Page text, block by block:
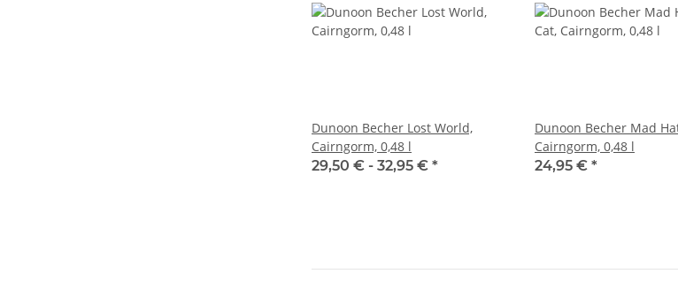
Dunoon Becher Lost World,
Cairngorm, 0,48 l
29,50 € - 32,95 € *
Dunoon Becher Mad
Cairngorm, 0,48 l
24,95 € *